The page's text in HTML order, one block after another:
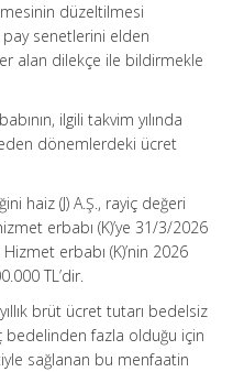
düzeltilmesi
pay senetlerini elden
alan dilekçe ile bildirmekle
ilgili takvim yılında
dönemlerdeki ücret
haiz (J) A.Ş., rayiç değeri
erbabı (K)’ye 31/3/2026
erbabı (K)’nin 2026
TL’dir.
brüt ücret tutarı bedelsiz
bedelinden fazla olduğu için
sağlanan bu menfaatin